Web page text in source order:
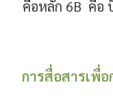
คือหลัก 6B คื
การสื่อสารเพื่